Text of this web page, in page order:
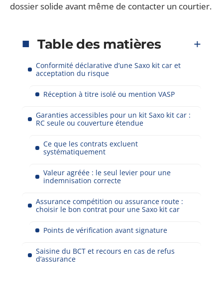
dossier solide avant même de contacter un courtier.
Table des matières
Conformité déclarative d’une Saxo kit car et
acceptation du risque
Réception à titre isolé ou mention VASP
Garanties accessibles pour un kit Saxo kit car :
RC seule ou couverture étendue
Ce que les contrats excluent
systématiquement
Valeur agréée : le seul levier pour une
indemnisation correcte
Assurance compétition ou assurance route :
choisir le bon contrat pour une Saxo kit car
Points de vérification avant signature
Saisine du BCT et recours en cas de refus
d’assurance